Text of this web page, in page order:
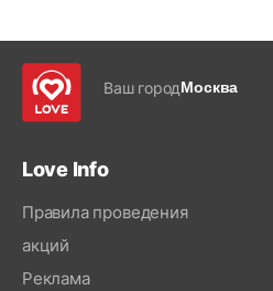
Ваш городМосква
Love Info
Правила проведения
акций
Реклама